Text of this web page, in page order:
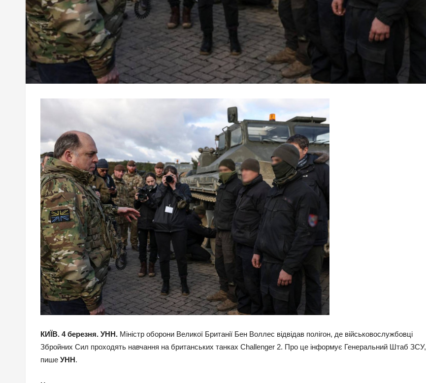
КИЇВ. 4 березня. УНН. Міністр оборони Великої Британії Бен Воллес відвідав полігон, де військовослужбовці
Збройних Сил проходять навчання на британських танках Challenger 2. Про це інформує Генеральний Штаб ЗСУ,
пише УНН.